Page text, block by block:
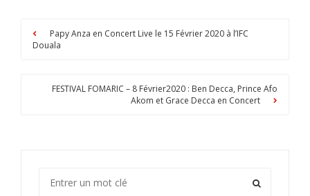
Papy Anza en Concert Live le 15 Février 2020 à l’IFC
Douala
FESTIVAL FOMARIC – 8 Février2020 : Ben Decca, Prince Afo
Akom et Grace Decca en Concert